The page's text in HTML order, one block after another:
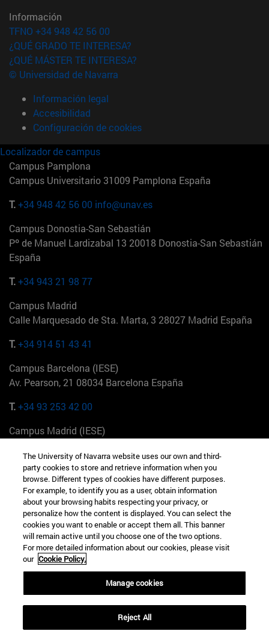
Información
TFNO +34 948 42 56 00
¿QUÉ GRADO TE INTERESA?
¿QUÉ MÁSTER TE INTERESA?
© Universidad de Navarra
Información legal
Accesibilidad
Configuración de cookies
Localizador de campus
Campus Pamplona
Campus Universitario 31009 Pamplona España
T.+34 948 42 56 00 info@unav.es
Campus Donostia-San Sebastián
Pº de Manuel Lardizabal 13 20018 Donostia-San Sebastián
España
T.+34 943 21 98 77
Campus Madrid
Calle Marquesado de Sta. Marta, 3 28027 Madrid España
T.+34 914 51 43 41
Campus Barcelona (IESE)
Av. Pearson, 21 08034 Barcelona España
T.+34 93 253 42 00
Campus Madrid (IESE)
+34 912 11 30 00
Campus Nueva York (IESE)
165 W 57th St 10019-2201 Nueva York EE.UU
+1 646 346 8850
Campus Munich (IESE)
Maria-Theresia-Straße 15 81675 Múnich Alemania
+49 89 24209790
Campus Sao Paulo (IESE)
The University of Navarra website uses our own and third-
party cookies to store and retrieve information when you
browse. Different types of cookies have different purposes.
For example, to identify you as a user, obtain information
about your browsing habits respecting your privacy, or
personalize how the content is displayed. You can select the
cookies you want to enable or accept them all. This banner
will remain active until you choose one of the two options.
For more detailed information about our cookies, please visit
our Cookie Policy.
Manage cookies
Reject All